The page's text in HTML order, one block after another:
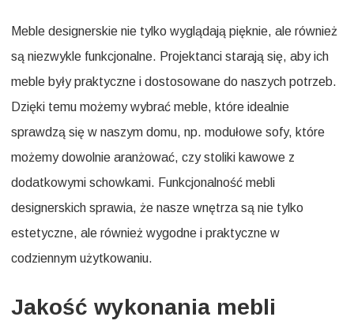
Meble designerskie nie tylko wyglądają pięknie, ale również
są niezwykle funkcjonalne. Projektanci starają się, aby ich
meble były praktyczne i dostosowane do naszych potrzeb.
Dzięki temu możemy wybrać meble, które idealnie
sprawdzą się w naszym domu, np. modułowe sofy, które
możemy dowolnie aranżować, czy stoliki kawowe z
dodatkowymi schowkami. Funkcjonalność mebli
designerskich sprawia, że nasze wnętrza są nie tylko
estetyczne, ale również wygodne i praktyczne w
codziennym użytkowaniu.
Jakość wykonania mebli